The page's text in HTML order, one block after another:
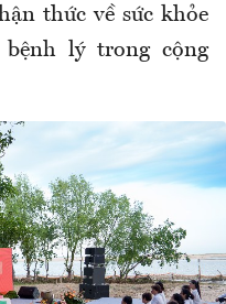
thức về sức khỏe
lý trong cộng